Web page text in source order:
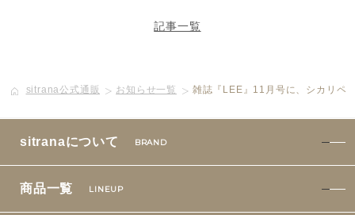
ボディケア
美容液
化粧下地
記事一覧
sitrana公式通販 お知らせ一覧 雑誌『LEE』11月号に、シカリペ
sitranaについて BRAND
商品一覧 LINEUP